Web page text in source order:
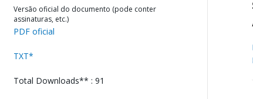
Versão oficial do documento (pode conter
assinaturas, etc.)
PDF oficial
TXT*
Total Downloads** : 91